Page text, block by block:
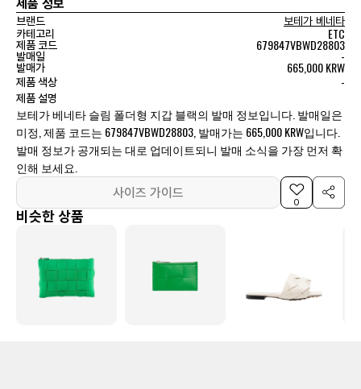
제품 정보
브랜드
보테가 베네타
카테고리
ETC
제품 코드 679847VBWD28803
발매일 -
발매가 665,000 KRW
제품 색상 -
제품 설명
보테가 베네타 슬림 폴더형 지갑 블랙의 발매 정보입니다. 발매일은
미정, 제품 코드는 679847VBWD28803, 발매가는 665,000 KRW입니다.
발매 정보가 공개되는 대로 업데이트되니 발매 소식을 가장 먼저 확
인해 보세요.
사이즈 가이드
0
비슷한 상품